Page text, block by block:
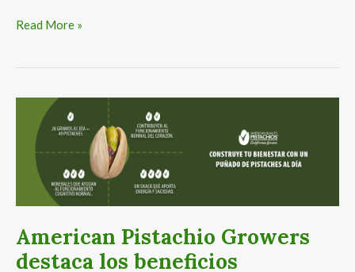
Read More »
American Pistachio Growers
destaca los beneficios
American
Pistachio
Growers
destaca
beneficios
del
pistache